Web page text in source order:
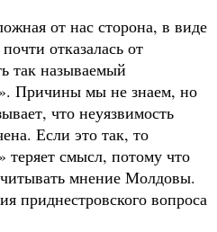
от нас сторона, в виде
отказалась от
так называемый
Причины мы не знаем, но
что неуязвимость
Если это так, то
теряет смысл, потому что
мнение Молдовы.
приднестровского вопроса